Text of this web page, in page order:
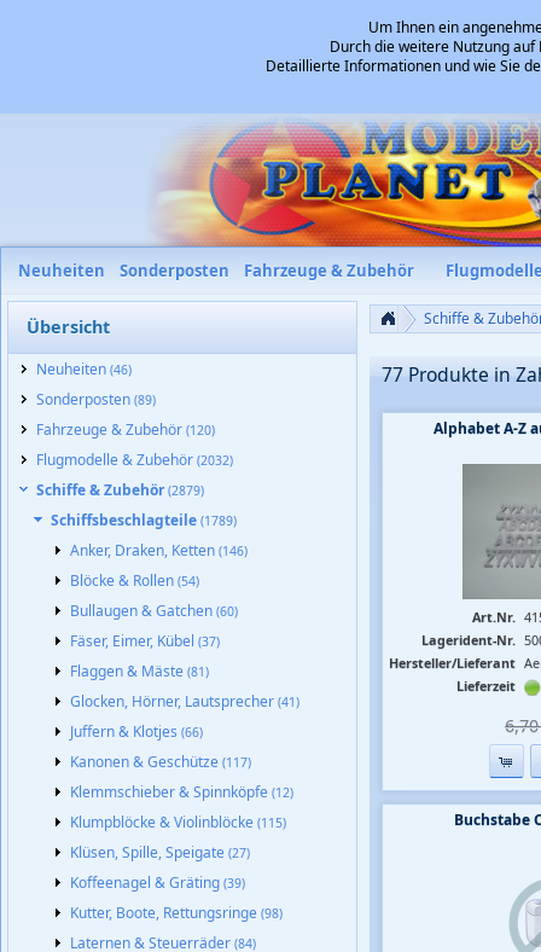
Neuheiten Sonderposten Fahrzeuge & Zubehör
Übersicht
Neuheiten (46)
Sonderposten (89)
Fahrzeuge & Zubehör (120)
Flugmodelle & Zubehör (2032)
Schiffe & Zubehör(2879)
Schiffsbeschlagteile (1789)
Anker, Draken, Ketten (146)
Blöcke & Rollen (54)
Bullaugen & Gatchen (60)
Fäser, Eimer, Kübel (37)
Flaggen & Mäste (81)
Glocken, Hörner, Lautsprecher (41)
Juffern & Klotjes (66)
Kanonen & Geschütze (117)
Klemmschieber & Spinnköpfe (12)
Klumpblöcke & Violinblöcke (115)
Klüsen, Spille, Speigate (27)
Koffeenagel & Gräting (39)
Kutter, Boote, Rettungsringe (98)
Laternen & Steuerräder (84)
Um Ihnen ein
Durch die weitere Nutzung
Detaillierte Informationen und wie Sie
Schiffe &
77 Produkte in
Alphabet A-Z
Art.Nr.
Lagerident-Nr.
Hersteller/Lieferant
Lieferzeit
6,70
Buchstabe